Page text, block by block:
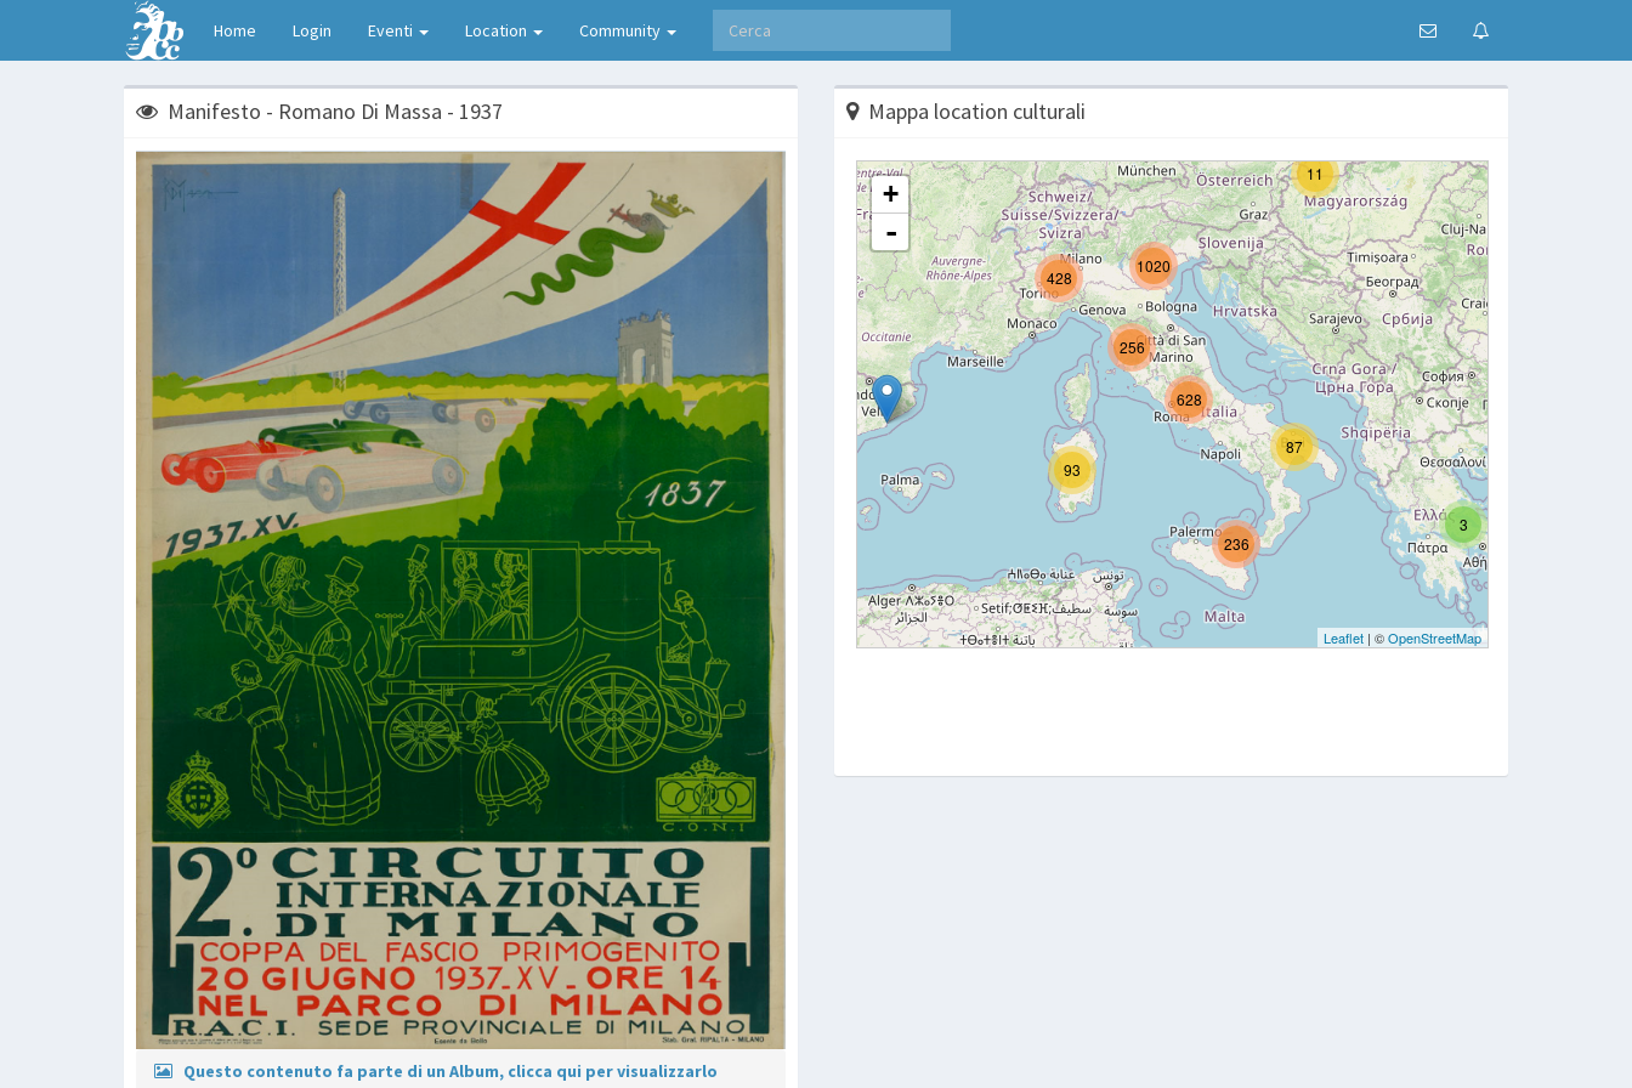
Home Login Eventi Location Community
Manifesto - Romano Di Massa - 1937
Questo contenuto fa parte di un Album, clicca qui per visualizzarlo
Mappa location culturali